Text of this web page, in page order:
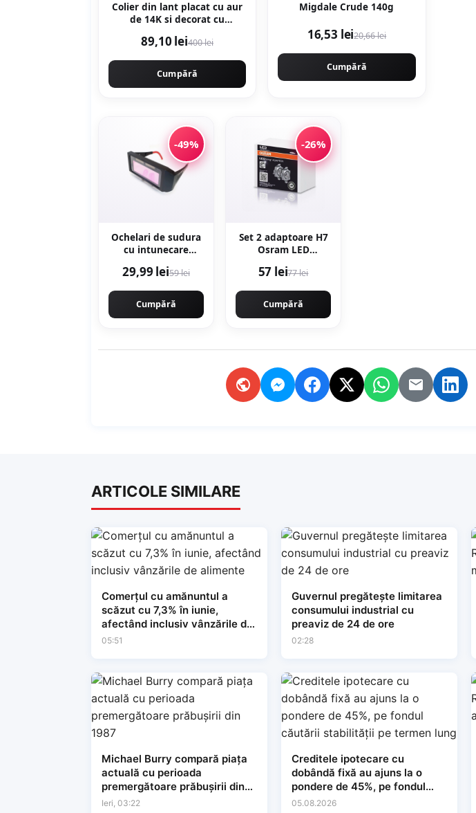
Colier din lant placat cu aur
de 14K si decorat cu
89,10 lei400 lei
Cumpără
Migdale Crude 140g
16,53 lei20,66 lei
Cumpără
-49%
Ochelari de sudura
cu intunecare
cristale lichide,
MX006
29,99 lei59 lei
Cumpără
-26%
Set 2 adaptoare H7
Osram LED
Mercedes, Opel, VW
57 lei77 lei
Cumpără
ARTICOLE SIMILARE
Comerțul cu amănuntul a
scăzut cu 7,3% în iunie,
afectând inclusiv vânzările de
alimente
05:51
Guvernul pregătește limitarea
consumului industrial cu
preaviz de 24 de ore
02:28
Michael Burry compară piața
actuală cu perioada
premergătoare prăbușirii din
1987
Ieri, 03:22
Creditele ipotecare cu
dobândă fixă au ajuns la o
pondere de 45%, pe fondul
căutării stabilității pe termen
05.08.2026